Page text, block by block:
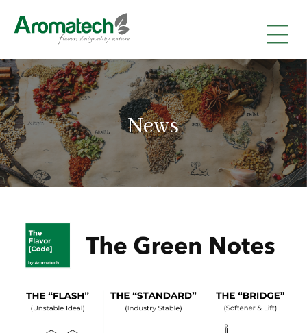
|
|
|
News